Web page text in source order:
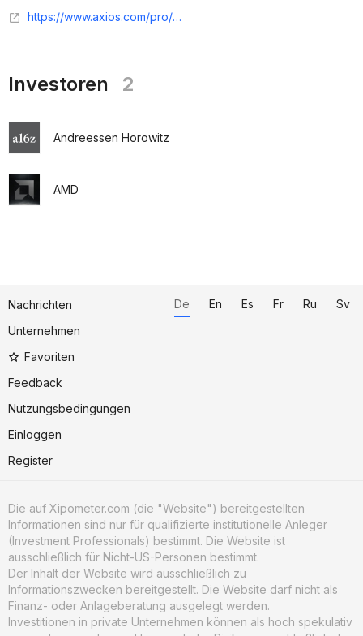
https://www.axios.com/pro/all-deals/2026/04/21/android-andy-rubin-genki-robotics-1-billion
Investoren 2
Andreessen Horowitz
AMD
Nachrichten
Unternehmen
Favoriten
Feedback
Nutzungsbedingungen
Einloggen
Register
De En Es Fr Ru Sv
Die auf Xipometer.com (die "Website") bereitgestellten
Informationen sind nur für qualifizierte institutionelle Anleger
(Investment Professionals) bestimmt. Die Website ist
ausschließlich für Nicht-US-Personen bestimmt.
Der Inhalt der Website wird ausschließlich zu
Informationszwecken bereitgestellt. Die Website darf nicht als
Finanz- oder Anlageberatung ausgelegt werden.
Investitionen in private Unternehmen können als hoch spekulativ